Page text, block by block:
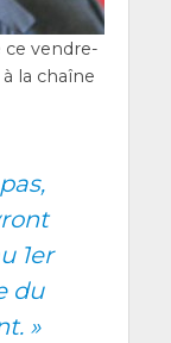
ce ven­dre­
la chaîne
1er
du
»